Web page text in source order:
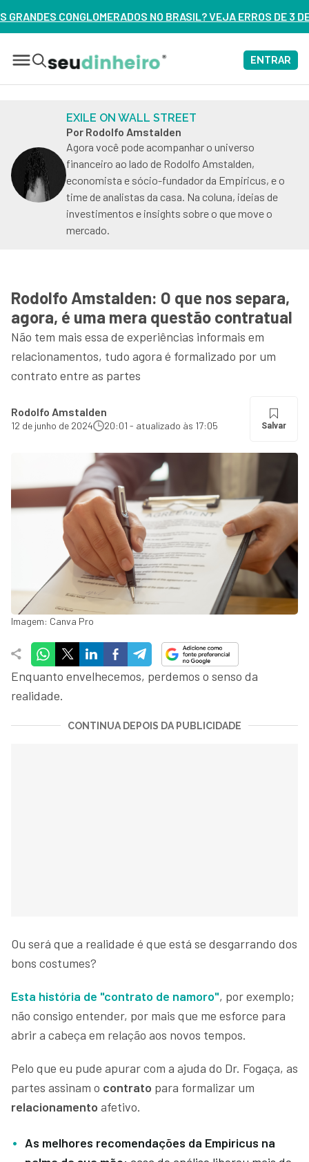
NO BRASIL? VEJA ERROS DE 3 DELES – ASSISTA AGORA
ENTRAR
EXILE ON WALL STREET
Por Rodolfo Amstalden
Agora você pode acompanhar o universo
financeiro ao lado de Rodolfo Amstalden,
economista e sócio-fundador da Empiricus, e o
time de analistas da casa. Na coluna, ideias de
investimentos e insights sobre o que move o
mercado.
Rodolfo Amstalden: O que nos separa,
agora, é uma mera questão contratual
Não tem mais essa de experiências informais em
relacionamentos, tudo agora é formalizado por um
contrato entre as partes
Rodolfo Amstalden
12 de junho de 2024 20:01 - atualizado às 17:05 Salvar
Imagem: Canva Pro
Enquanto envelhecemos, perdemos o senso da
realidade.
CONTINUA DEPOIS DA PUBLICIDADE
Ou será que a realidade é que está se desgarrando dos
bons costumes?
Esta história de "contrato de namoro", por exemplo;
não consigo entender, por mais que me esforce para
abrir a cabeça em relação aos novos tempos.
Pelo que eu pude apurar com a ajuda do Dr. Fogaça, as
partes assinam o contrato para formalizar um
relacionamento afetivo.
As melhores recomendações da Empiricus na